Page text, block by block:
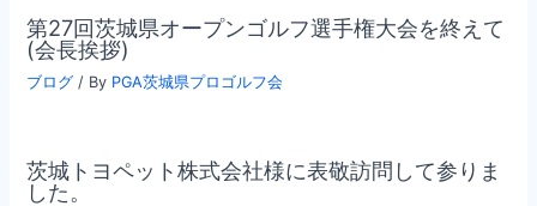
第27回茨城県オープンゴルフ選手権大会を終えて
(会長挨拶)
ブログ / By PGA茨城県プロゴルフ会
茨城トヨペット株式会社様に表敬訪問して参りま
した。